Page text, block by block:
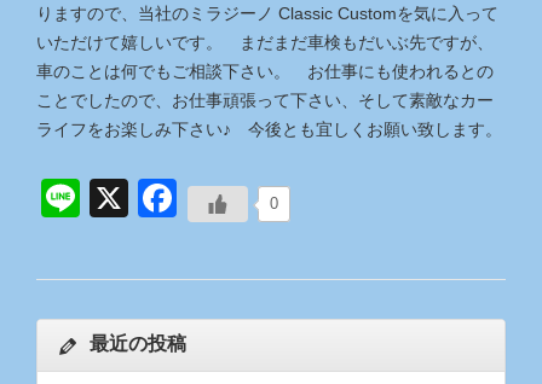
りますので、当社のミラジーノ Classic Customを気に入って
いただけて嬉しいです。 まだまだ車検もだいぶ先ですが、
車のことは何でもご相談下さい。 お仕事にも使われるとの
ことでしたので、お仕事頑張って下さい、そして素敵なカー
ライフをお楽しみ下さい♪ 今後とも宜しくお願い致します。
0
Line
X Facebook
最近の投稿